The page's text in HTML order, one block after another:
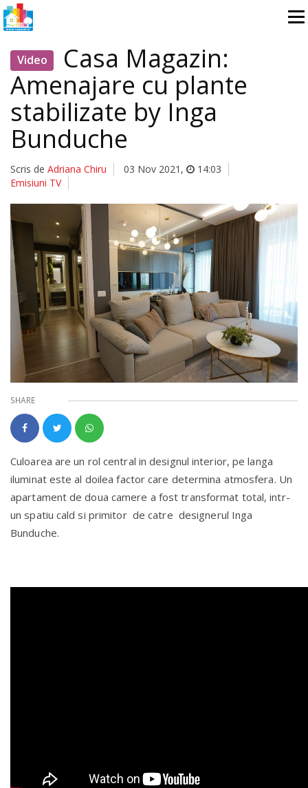
Video Casa Magazin:
Amenajare cu plante
stabilizate by Inga
Bunduche
Scris de Adriana Chiru 03 Nov 2021 ,
14:03
Emisiuni TV
SHARE
Culoarea are un rol central in designul interior, pe langa
iluminat este al doilea factor care determina atmosfera. Un
apartament de doua camere a fost transformat total, intr-
un spatiu cald si primitor de catre designerul Inga
Bunduche.